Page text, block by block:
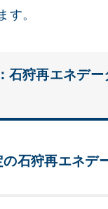
す。
石狩再エネデー
石狩再エネデ